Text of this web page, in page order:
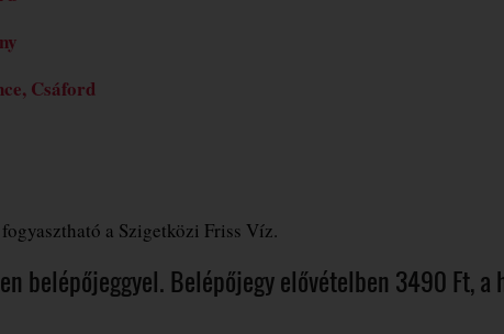
Csáford
a Szigetközi Friss Víz.
belépőjeggyel. Belépőjegy elővételben 3490 Ft, a